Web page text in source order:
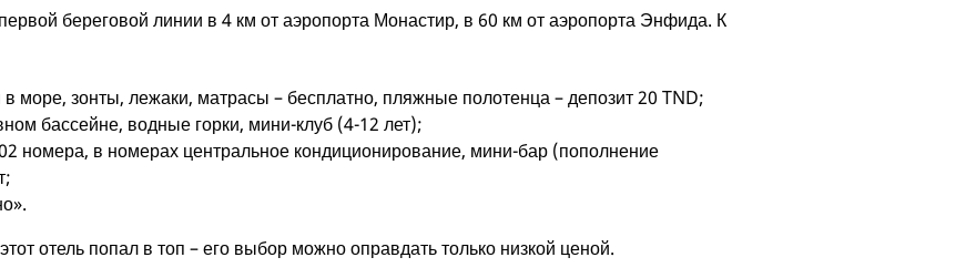
береговой линии в 4 км от аэропорта Монастир, в 60 км от аэропорта Энфида. К
море, зонты, лежаки, матрасы – бесплатно, пляжные полотенца – депозит 20 TND;
бассейне, водные горки, мини-клуб (4-12 лет);
номера, в номерах центральное кондиционирование, мини-бар (пополнение
отель попал в топ – его выбор можно оправдать только низкой ценой.